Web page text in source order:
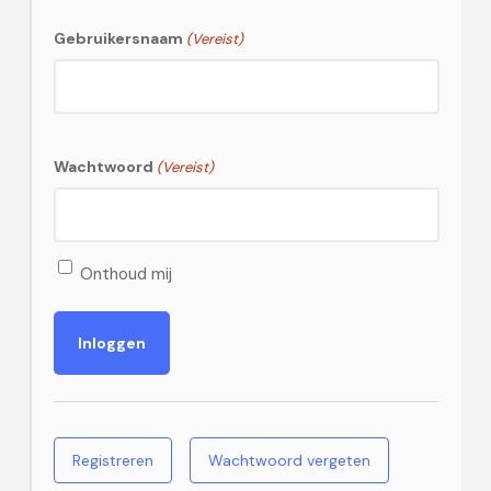
Gebruikersnaam (Vereist)
Wachtwoord (Vereist)
Onthoud mij
Registreren Wachtwoord vergeten